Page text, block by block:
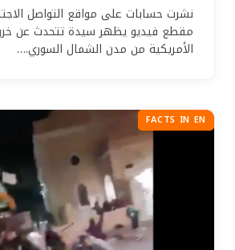
نشرت حسابات على مواقع التواصل
مقطع فيديو يظهر سيدة تتحدث عن
الأمريكية من مدن الشمال السوري.…
FACTS IN EN